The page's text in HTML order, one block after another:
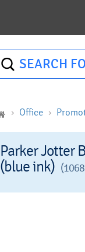
SEARCH
Office
Parker Jotter
(blue ink)